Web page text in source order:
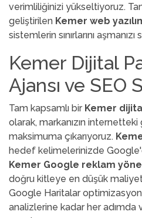
verimliliğinizi yükseltiyoruz.
geliştirilen Kemer web
sistemlerin sınırlarını aşmanızı
Kemer Dijital
Ajansı ve SEO
Tam kapsamlı bir Kemer
olarak, markanızın
maksimuma çıkarıyoruz.
hedef kelimelerinizde
Kemer Google reklam
doğru kitleye en düşük
Google Haritalar
analizlerine kadar her adımda